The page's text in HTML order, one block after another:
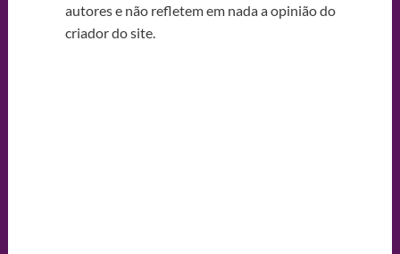
autores e não refletem em nada a opinião do
criador do site.